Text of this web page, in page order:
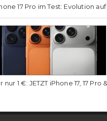
17 Pro im Test: Evolution
nur 1 €: JETZT iPhone 17, 17